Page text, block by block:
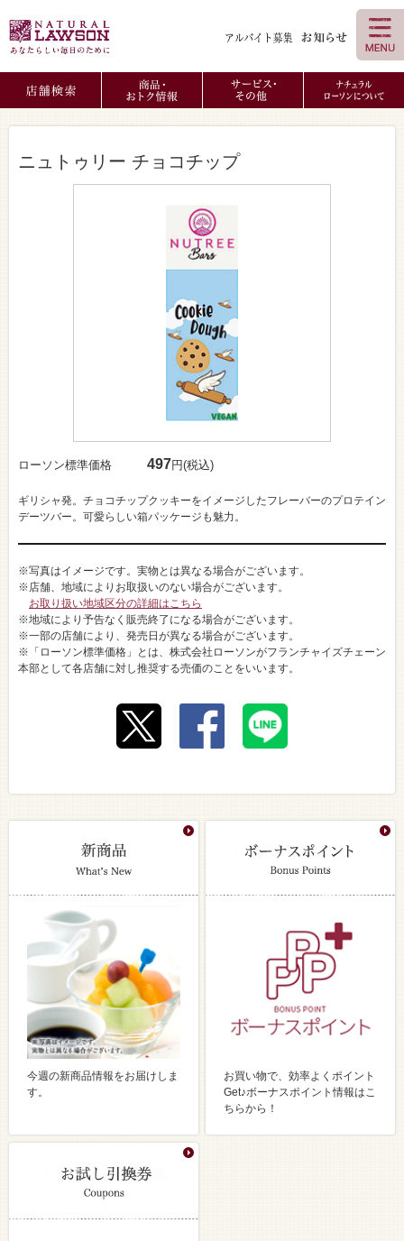
ニュトゥリー チョコチップ
ローソン標準価格 497円(税込)
ギリシャ発。チョコチップクッキーをイメージしたフレーバーのプロテイン
デーツバー。可愛らしい箱パッケージも魅力。
※写真はイメージです。実物とは異なる場合がございます。
※店舗、地域によりお取扱いのない場合がございます。
お取り扱い地域区分の詳細はこちら
※地域により予告なく販売終了になる場合がございます。
※一部の店舗により、発売日が異なる場合がございます。
※「ローソン標準価格」とは、株式会社ローソンがフランチャイズチェーン
本部として各店舗に対し推奨する売価のことをいいます。
今週の新商品情報をお届けしま
す。
お買い物で、効率よくポイント
Get♪ボーナスポイント情報はこ
ちらから！